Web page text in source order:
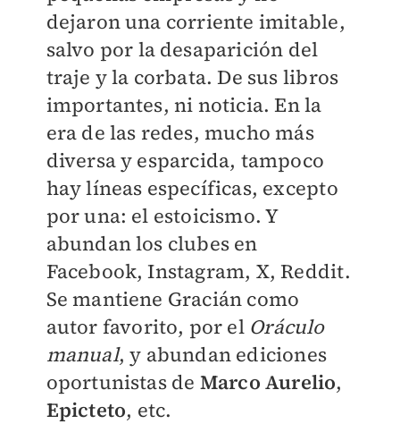
dejaron una corriente imitable,
salvo por la desaparición del
traje y la corbata. De sus libros
importantes, ni noticia. En la
era de las redes, mucho más
diversa y esparcida, tampoco
hay líneas específicas, excepto
por una: el estoicismo. Y
abundan los clubes en
Facebook, Instagram, X, Reddit.
Se mantiene Gracián como
autor favorito, por el Oráculo
manual, y abundan ediciones
oportunistas de Marco Aurelio,
Epicteto, etc.